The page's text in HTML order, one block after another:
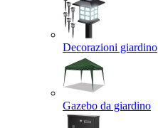
Decorazioni giardino
Gazebo da giardino